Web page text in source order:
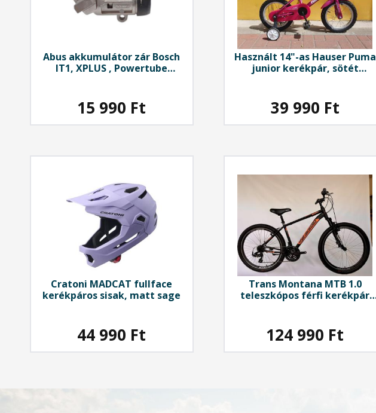
Abus akkumulátor zár Bosch
IT1, XPLUS , Powertube
15 990 Ft
Használt 14"-as Hauser Puma
junior kerékpár, sötét
39 990 Ft
Cratoni MADCAT fullface
kerékpáros sisak, matt sage
44 990 Ft
Trans Montana MTB 1.0
teleszkópos férfi kerékpár
124 990 Ft